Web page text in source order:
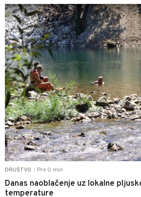
DRUŠTVO Pre 0 min
Danas naoblačenje uz lokalne
temperature